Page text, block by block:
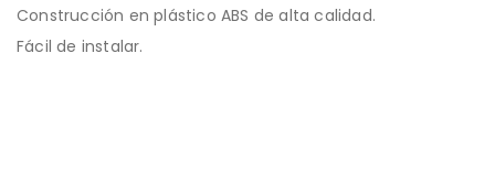
Construcción en plástico ABS de alta calidad.
Fácil de instalar.